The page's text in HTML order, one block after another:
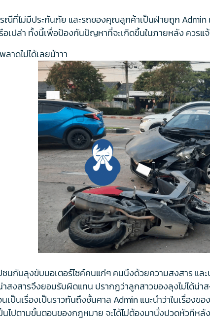
ไม่มีประกันภัย และรถของคุณลูกค้าเป็นฝ่ายถูก Admin
ปล่า ทั้งนี้เพื่อป้องกันปัญหาที่จะเกิดขึ้นในภายหลัง ควรแ
าดไม่ได้เลยน้าาา
ชนกับลุงขับมอเตอร์ไซค์คนแก่ๆ คนนึงด้วยความสงสาร แล
สงสารจึงยอมรับผิดแทน ปรากฏว่าลูกสาวของลุงไม่ได้น่
เป็นเรื่องเป็นราวกันถึงชั้นศาล Admin แนะนำว่าในเรื่อง
นไปตามขั้นตอนของกฎหมาย จะได้ไม่ต้องมานั่งปวดหัวทีหลัง